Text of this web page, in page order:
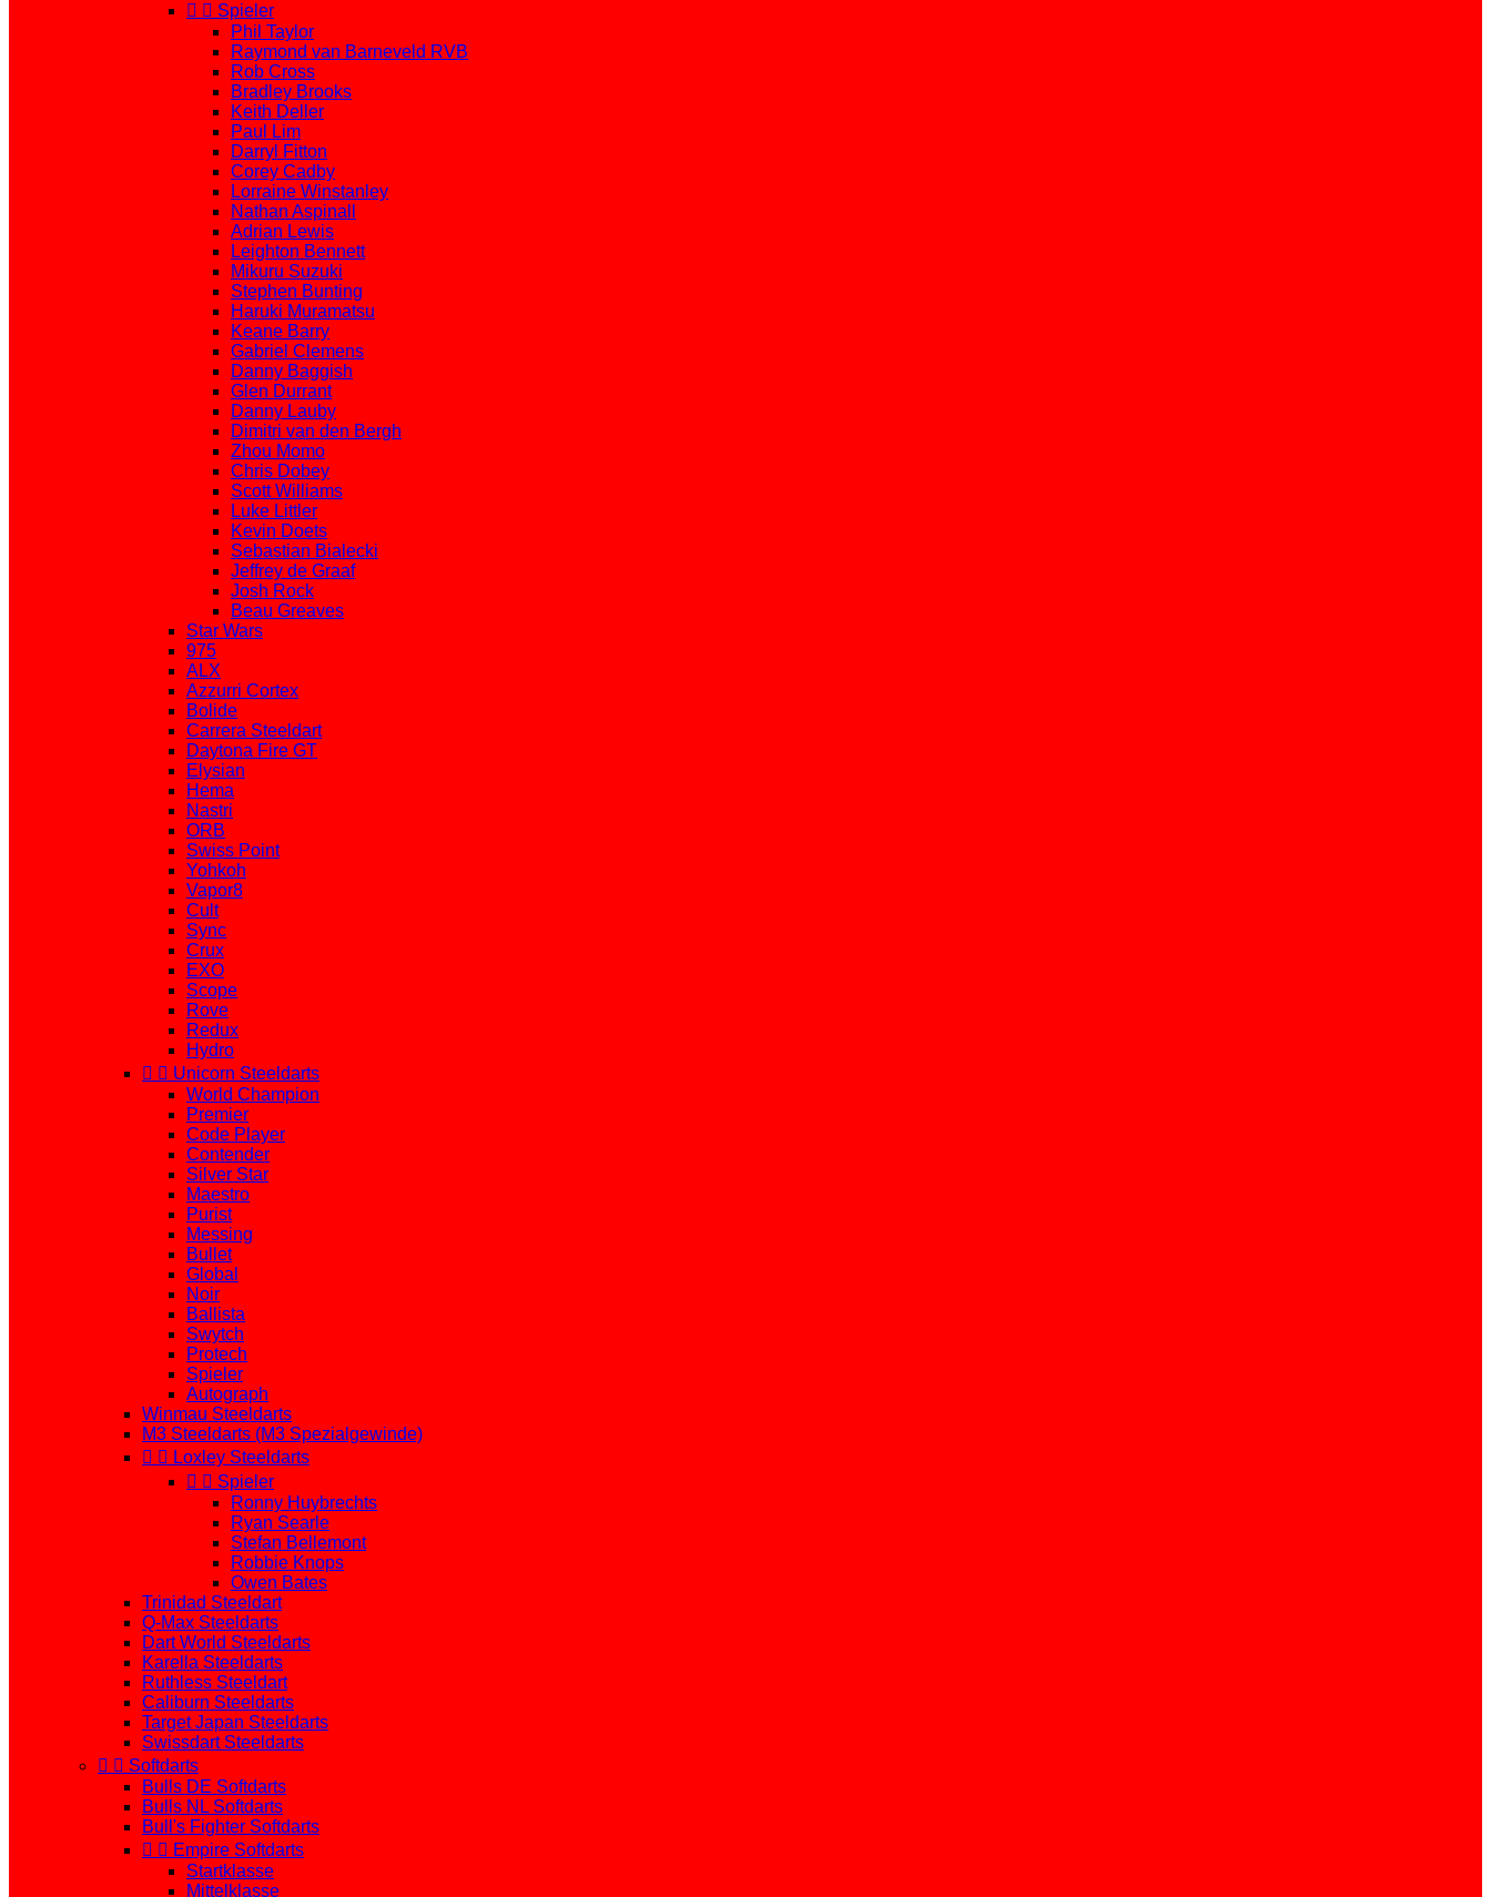
  Spieler
Phil Taylor
Raymond van Barneveld RVB
Rob Cross
Bradley Brooks
Keith Deller
Paul Lim
Darryl Fitton
Corey Cadby
Lorraine Winstanley
Nathan Aspinall
Adrian Lewis
Leighton Bennett
Mikuru Suzuki
Stephen Bunting
Haruki Muramatsu
Keane Barry
Gabriel Clemens
Danny Baggish
Glen Durrant
Danny Lauby
Dimitri van den Bergh
Zhou Momo
Chris Dobey
Scott Williams
Luke Littler
Kevin Doets
Sebastian Bialecki
Jeffrey de Graaf
Josh Rock
Beau Greaves
Star Wars
975
ALX
Azzurri Cortex
Bolide
Carrera Steeldart
Daytona Fire GT
Elysian
Hema
Nastri
ORB
Swiss Point
Yohkoh
Vapor8
Cult
Sync
Crux
EXO
Scope
Rove
Redux
Hydro
  Unicorn Steeldarts
World Champion
Premier
Code Player
Contender
Silver Star
Maestro
Purist
Messing
Bullet
Global
Noir
Ballista
Swytch
Protech
Spieler
Autograph
Winmau Steeldarts
M3 Steeldarts (M3 Spezialgewinde)
  Loxley Steeldarts
  Spieler
Ronny Huybrechts
Ryan Searle
Stefan Bellemont
Robbie Knops
Owen Bates
Trinidad Steeldart
Q-Max Steeldarts
Dart World Steeldarts
Karella Steeldarts
Ruthless Steeldart
Caliburn Steeldarts
Target Japan Steeldarts
Swissdart Steeldarts
  Softdarts
Bulls DE Softdarts
Bulls NL Softdarts
Bull's Fighter Softdarts
  Empire Softdarts
Startklasse
Mittelklasse